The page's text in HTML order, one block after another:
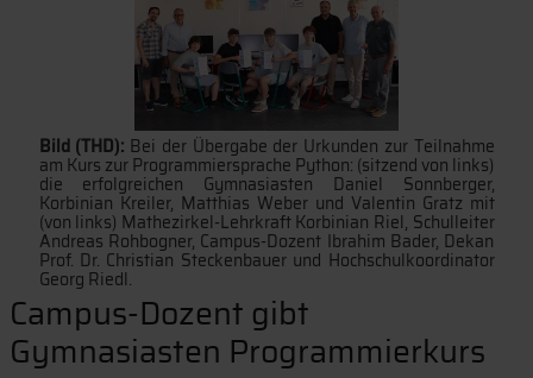
Bild (THD): Bei der Übergabe der Urkunden zur Teilnahme
am Kurs zur Programmiersprache Python: (sitzend von links)
die erfolgreichen Gymnasiasten Daniel Sonnberger,
Korbinian Kreiler, Matthias Weber und Valentin Gratz mit
(von links) Mathezirkel-Lehrkraft Korbinian Riel, Schulleiter
Andreas Rohbogner, Campus-Dozent Ibrahim Bader, Dekan
Prof. Dr. Christian Steckenbauer und Hochschulkoordinator
Georg Riedl.
Campus-Dozent gibt
Gymnasiasten Programmierkurs